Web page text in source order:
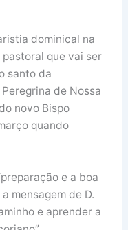
dominical na
que vai ser
santo da
de Nossa
novo Bispo
quando
e a boa
mensagem de D.
e aprender a